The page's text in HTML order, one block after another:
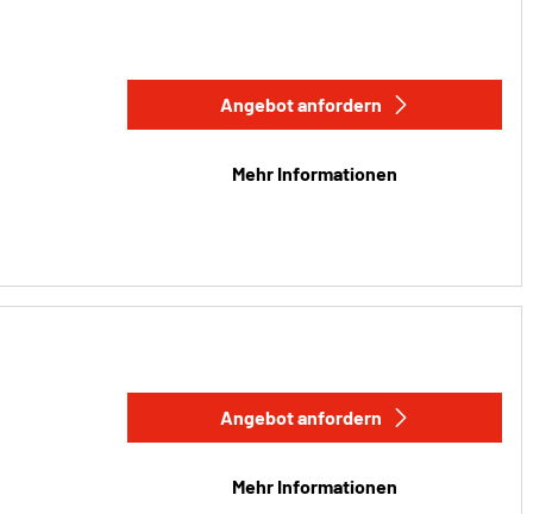
Angebot anfordern
Mehr Informationen
Angebot anfordern
Mehr Informationen